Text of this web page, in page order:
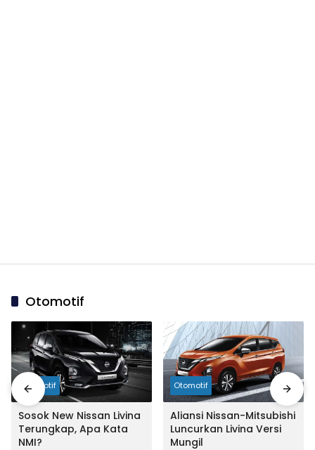
Otomotif
Otomotif
Sosok New Nissan Livina
Terungkap, Apa Kata
NMI?
Otomotif
Aliansi Nissan-Mitsubishi
Luncurkan Livina Versi
Mungil